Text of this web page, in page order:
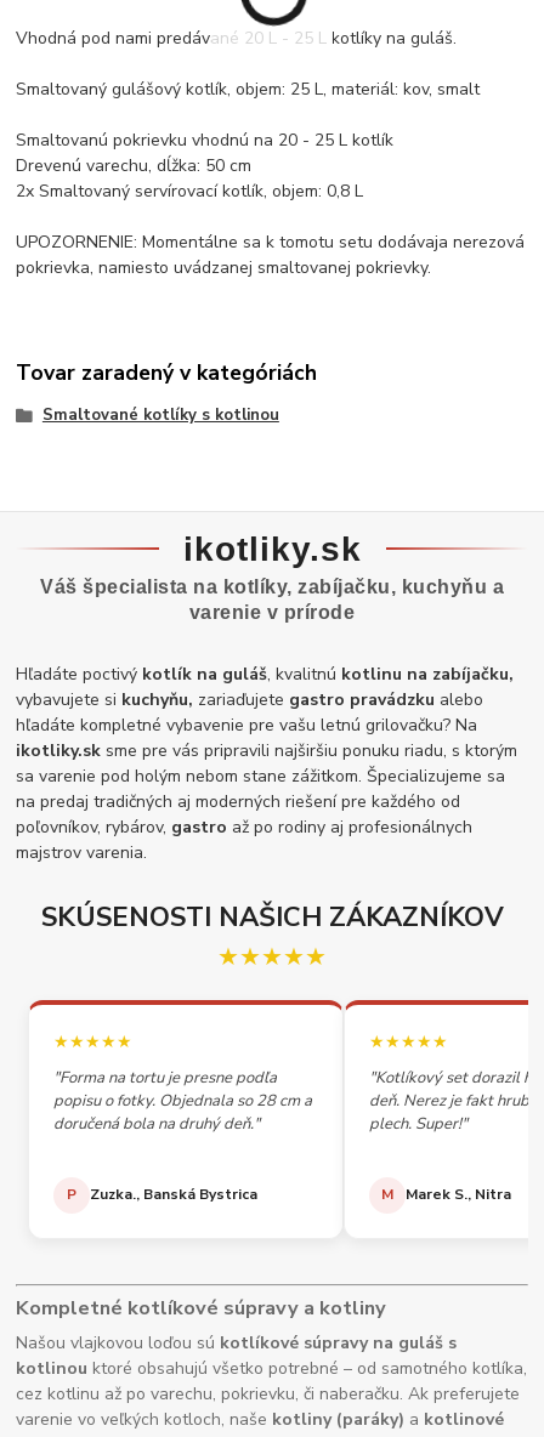
Vhodná pod nami predávané 20 L - 25 L kotlíky na guláš.
Smaltovaný gulášový kotlík, objem: 25 L, materiál: kov, smalt
Smaltovanú pokrievku vhodnú na 20 - 25 L kotlík
Drevenú varechu, dĺžka: 50 cm
2x Smaltovaný servírovací kotlík, objem: 0,8 L
UPOZORNENIE: Momentálne sa k tomotu setu dodávaja nerezová
pokrievka, namiesto uvádzanej smaltovanej pokrievky.
Tovar zaradený v kategóriách
Smaltované kotlíky s kotlinou
ikotliky.sk
Váš špecialista na kotlíky, zabíjačku, kuchyňu a
varenie v prírode
Hľadáte poctivý kotlík na guláš, kvalitnú kotlinu na zabíjačku,
vybavujete si kuchyňu, zariaďujete gastro pravádzku alebo
hľadáte kompletné vybavenie pre vašu letnú grilovačku? Na
ikotliky.sk sme pre vás pripravili najširšiu ponuku riadu, s ktorým
sa varenie pod holým nebom stane zážitkom. Špecializujeme sa
na predaj tradičných aj moderných riešení pre každého od
poľovníkov, rybárov, gastro až po rodiny aj profesionálnych
majstrov varenia.
SKÚSENOSTI NAŠICH ZÁKAZNÍKOV
★★★★★
★★★★★
"Forma na tortu je presne podľa
popisu o fotky. Objednala so 28 cm a
doručená bola na druhý deň."
P Zuzka., Banská Bystrica
★★★★★
"Kotlíkový set dorazil
deň. Nerez je fakt
plech. Super!"
M Marek S., Nitra
Kompletné kotlíkové súpravy a kotliny
Našou vlajkovou loďou sú kotlíkové súpravy na guláš s
kotlinou ktoré obsahujú všetko potrebné – od samotného kotlíka,
cez kotlinu až po varechu, pokrievku, či naberačku. Ak preferujete
varenie vo veľkých kotloch, naše kotliny (paráky) a kotlinové